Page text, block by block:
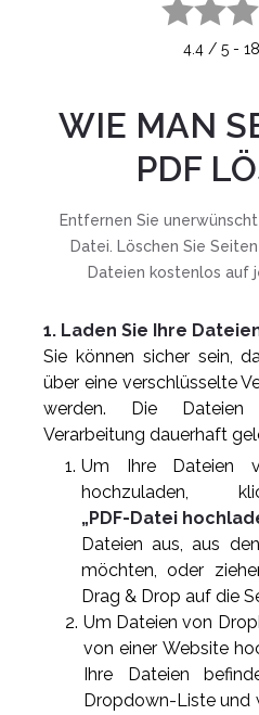
4.4 / 5 - 18
WIE MAN
PDF
Entfernen Sie
Datei. Löschen Sie
Dateien kostenlos auf
1. Laden Sie Ihre
Sie können sicher sein,
über eine verschlüsselte
werden. Die
Verarbeitung dauerhaft
Um Ihre Dateien
hochzuladen,
„PDF-Datei
Dateien aus, aus
möchten, oder
Drag & Drop auf die
Um Dateien von
von einer Website
Ihre Dateien
Dropdown-Liste und